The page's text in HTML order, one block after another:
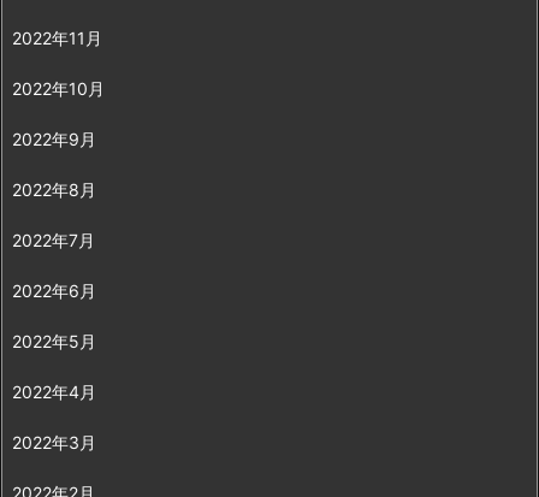
2022年11月
2022年10月
2022年9月
2022年8月
2022年7月
2022年6月
2022年5月
2022年4月
2022年3月